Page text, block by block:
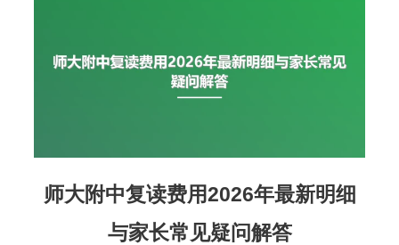
师大附中复读费用2026年最新明细
与家长常见疑问解答